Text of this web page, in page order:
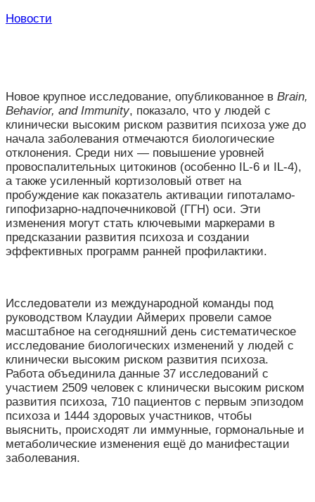
Новости
Новое крупное исследование, опубликованное в Brain,
Behavior, and Immunity, показало, что у людей с
клинически высоким риском развития психоза уже до
начала заболевания отмечаются биологические
отклонения. Среди них — повышение уровней
провоспалительных цитокинов (особенно IL-6 и IL-4),
а также усиленный кортизоловый ответ на
пробуждение как показатель активации гипоталамо-
гипофизарно-надпочечниковой (ГГН) оси. Эти
изменения могут стать ключевыми маркерами в
предсказании развития психоза и создании
эффективных программ ранней профилактики.
Исследователи из международной команды под
руководством Клаудии Аймерих провели самое
масштабное на сегодняшний день систематическое
исследование биологических изменений у людей с
клинически высоким риском развития психоза.
Работа объединила данные 37 исследований с
участием 2509 человек с клинически высоким риском
развития психоза, 710 пациентов с первым эпизодом
психоза и 1444 здоровых участников, чтобы
выяснить, происходят ли иммунные, гормональные и
метаболические изменения ещё до манифестации
заболевания.